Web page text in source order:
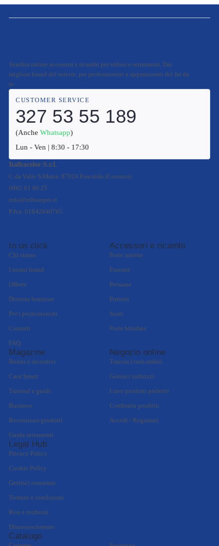
Vendita online accessori e ricambi per infissi e serramenti. Dai
migliori brand del settore, per professionisti e appassionati del fai da
te
CUSTOMER SERVICE
327 53 55 189
(AncheWhatsapp)
Lun - Ven | 8:30 - 17:30
Italbacolor S.r.l.
C.da Valle S.Maria, 87024 Fuscaldo (Cosenza)
0982 61 80 25
info@infissopro.it
P.Iva: 01842840785
In un click
Chi siamo
I nostri brand
Offerte
Diventa fornitore
Per i professionisti
Contatti
FAQ
Accessori e ricambi
Porte interne
Finestre
Persiane
Portoni
Scuri
Porte blindate
Magazine
Bonus e incentivi
Casa Smart
Tutorial e guide
Business
Recensione prodotti
Guida serramenti
Negozio online
Traccia i tuoi ordini
Gestisci indirizzi
I tuoi prodotti preferiti
Confronta prodotti
Accedi / Registrati
Legal Hub
Privacy Policy
Cookie Policy
Gestisci consenso
Termini e condizioni
Resi e rimborsi
Disconoscimento
Catalogo